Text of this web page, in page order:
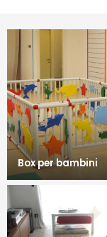
Box per bambini